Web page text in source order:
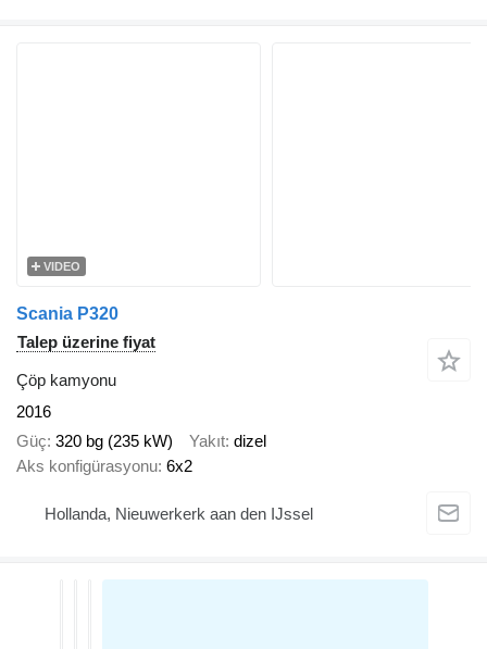
VIDEO
Scania P320
Talep üzerine fiyat
Çöp kamyonu
2016
Güç 320 bg (235 kW) Yakıt dizel
Aks konfigürasyonu 6x2
Hollanda, Nieuwerkerk aan den IJssel